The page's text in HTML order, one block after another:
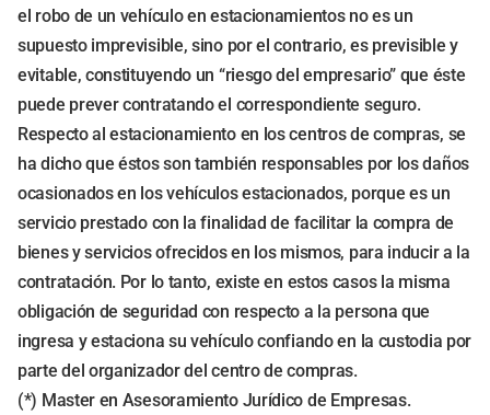
el robo de un vehículo en estacionamientos no es un
supuesto imprevisible, sino por el contrario, es previsible y
evitable, constituyendo un “riesgo del empresario” que éste
puede prever contratando el correspondiente seguro.
Respecto al estacionamiento en los centros de compras, se
ha dicho que éstos son también responsables por los daños
ocasionados en los vehículos estacionados, porque es un
servicio prestado con la finalidad de facilitar la compra de
bienes y servicios ofrecidos en los mismos, para inducir a la
contratación. Por lo tanto, existe en estos casos la misma
obligación de seguridad con respecto a la persona que
ingresa y estaciona su vehículo confiando en la custodia por
parte del organizador del centro de compras.
(*) Master en Asesoramiento Jurídico de Empresas.